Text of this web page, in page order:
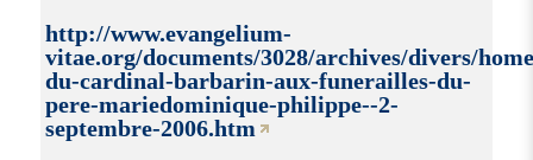
http://www.evangelium-
vitae.org/documents/3028/archives/divers/
du-cardinal-barbarin-aux-funerailles-du-
pere-mariedominique-philippe--2-
septembre-2006.htm